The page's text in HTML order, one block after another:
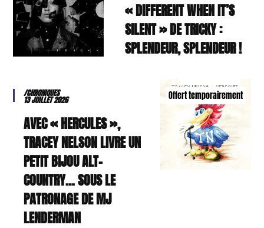
« DIFFERENT WHEN IT’S
SILENT » DE TRICKY :
SPLENDEUR, SPLENDEUR !
Offert temporairement
/CHRONIQUES
13 JUILLET 2026
AVEC « HERCULES »,
TRACEY NELSON LIVRE UN
PETIT BIJOU ALT-
COUNTRY… SOUS LE
PATRONAGE DE MJ
LENDERMAN